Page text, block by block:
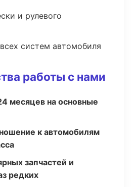
и рулевого
систем автомобиля
работы с нами
месяцев на основные
к автомобилям
запчастей и
редких